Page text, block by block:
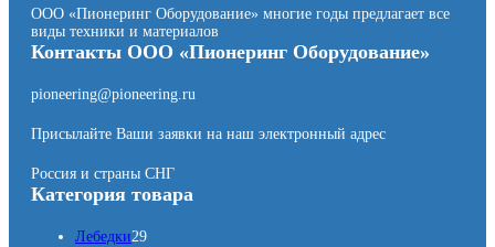
ООО «Пионеринг Оборудование» многие годы предлагает все
виды техники и материалов
Контакты ООО «Пионеринг Оборудование»
pioneering@pioneering.ru
Присылайте Ваши заявки на наш электронный адрес
Россия и страны СНГ
Категория товара
Лебедки292